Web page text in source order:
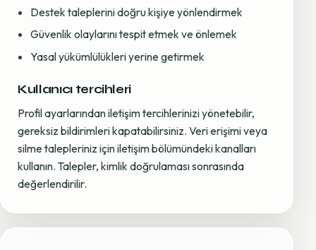
Destek taleplerini doğru kişiye yönlendirmek
Güvenlik olaylarını tespit etmek ve önlemek
Yasal yükümlülükleri yerine getirmek
Kullanıcı tercihleri
Profil ayarlarından iletişim tercihlerinizi yönetebilir,
gereksiz bildirimleri kapatabilirsiniz. Veri erişimi veya
silme talepleriniz için iletişim bölümündeki kanalları
kullanın. Talepler, kimlik doğrulaması sonrasında
değerlendirilir.